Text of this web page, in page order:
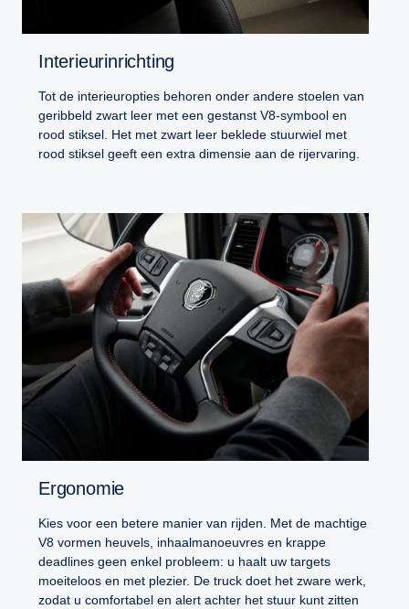
Interieurinrichting
Tot de interieuropties behoren onder andere stoelen van
geribbeld zwart leer met een gestanst V8-symbool en
rood stiksel. Het met zwart leer beklede stuurwiel met
rood stiksel geeft een extra dimensie aan de rijervaring.
Ergonomie
Kies voor een betere manier van rijden. Met de machtige
V8 vormen heuvels, inhaalmanoeuvres en krappe
deadlines geen enkel probleem: u haalt uw targets
moeiteloos en met plezier. De truck doet het zware werk,
zodat u comfortabel en alert achter het stuur kunt zitten